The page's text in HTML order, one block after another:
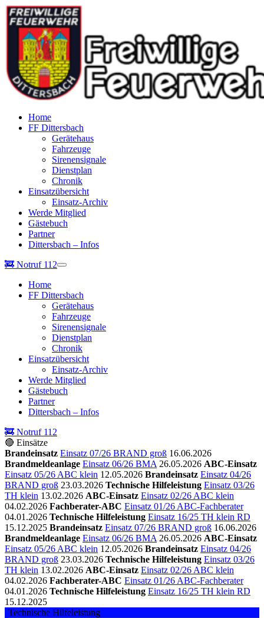
Home
FF Dittersbach
Gerätehaus
Fahrzeuge
Sirenensignale
Dienstplan
Chronik
Einsatzübersicht
Einsatz-Archiv
Werde Mitglied
Gästebuch
Partner
Dittersbach – Infos
🚒 Notruf 112
Home
FF Dittersbach
Gerätehaus
Fahrzeuge
Sirenensignale
Dienstplan
Chronik
Einsatzübersicht
Einsatz-Archiv
Werde Mitglied
Gästebuch
Partner
Dittersbach – Infos
🚒 Notruf 112
🔴 Einsätze
Brandeinsatz Einsatz 07/26 BRAND groß 16.06.2026
Brandmeldeanlage Einsatz 06/26 BMA 26.05.2026 ABC-Einsatz
Einsatz 05/26 ABC klein 12.05.2026 Brandeinsatz Einsatz 04/26
BRAND groß 23.03.2026 Technische Hilfeleistung Einsatz 03/26
TH klein 13.02.2026 ABC-Einsatz Einsatz 02/26 ABC klein
04.02.2026 Fachberater-ABC Einsatz 01/26 ABC-Fachberater
04.01.2026 Technische Hilfeleistung Einsatz 16/25 TH klein RD
15.12.2025 Brandeinsatz Einsatz 07/26 BRAND groß 16.06.2026
Brandmeldeanlage Einsatz 06/26 BMA 26.05.2026 ABC-Einsatz
Einsatz 05/26 ABC klein 12.05.2026 Brandeinsatz Einsatz 04/26
BRAND groß 23.03.2026 Technische Hilfeleistung Einsatz 03/26
TH klein 13.02.2026 ABC-Einsatz Einsatz 02/26 ABC klein
04.02.2026 Fachberater-ABC Einsatz 01/26 ABC-Fachberater
04.01.2026 Technische Hilfeleistung Einsatz 16/25 TH klein RD
15.12.2025
Technische Hilfeleistung